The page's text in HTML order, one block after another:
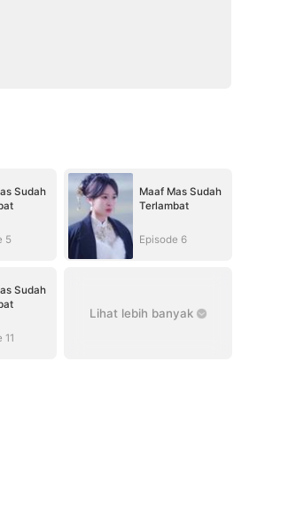
Sudah
5
Maaf Mas Sudah
Terlambat
Episode 6
Sudah
11
Lihat lebih banyak